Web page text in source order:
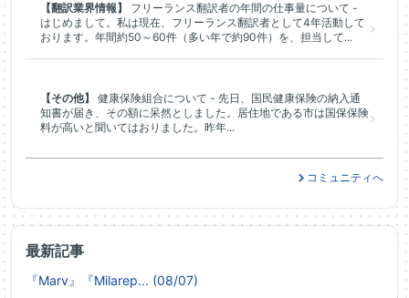
最新記事
『Marv』『Milarep... (08/07)
【翻訳業界情報】
フリーランス翻訳者の年間の仕事量について -
はじめまして。私は現在、フリーランス翻訳者として4年活動して
おります。年間約50～60件（多い年で約90件）を、担当して...
【その他】
健康保険組合について - 先日、国民健康保険の納入通
知書が届き、その額に呆然としました。居住地である市は国保保険
料が高いと聞いてはおりました。昨年...
コミュニティへ